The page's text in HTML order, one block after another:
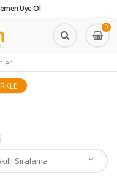
Üye Ol
0